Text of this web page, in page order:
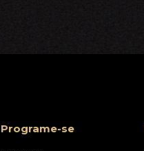
Programe-se